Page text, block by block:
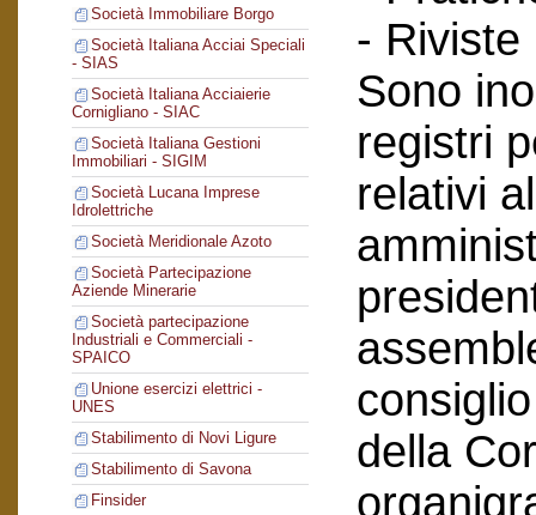
Società Immobiliare Borgo
Società Italiana Acciai Speciali
- SIAS
Società Italiana Acciaierie
Cornigliano - SIAC
Società Italiana Gestioni
Immobiliari - SIGIM
Società Lucana Imprese
Idrolettriche
Società Meridionale Azoto
Società Partecipazione
Aziende Minerarie
Società partecipazione
Industriali e Commerciali -
SPAICO
Unione esercizi elettrici -
UNES
Stabilimento di Novi Ligure
Stabilimento di Savona
Finsider
- Riviste
Sono
registri
relativi
della